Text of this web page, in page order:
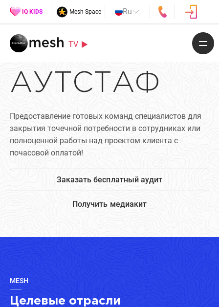
IQ KIDS Mesh Space Ru
TV
АУТСТАФ
Предоставление готовых команд специалистов для
закрытия точечной потребности в сотрудниках или
полноценной работы над проектом клиента с
почасовой оплатой!
Заказать бесплатный аудит
Получить медиакит
MESH
Целевые отрасли